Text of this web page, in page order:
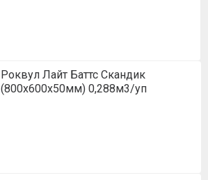
Роквул Лайт Баттс Скандик
(800х600х50мм) 0,288м3/уп